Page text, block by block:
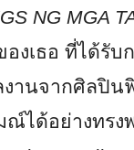
NG MGA
งเธอ ที่ได้รับ
งานจากศิลปิ
ณ์ได้อย่างทรง